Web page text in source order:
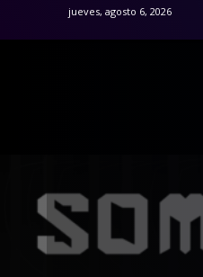
jueves, agosto 6, 2026